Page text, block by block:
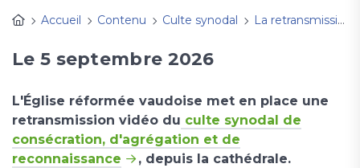
Accueil
Contenu Culte synodal La retransmission du culte synodal
Le 5 septembre 2026
L'Église réformée vaudoise met en place une
retransmission vidéo du culte synodal de
consécration, d'agrégation et de
reconnaissance
, depuis la cathédrale.